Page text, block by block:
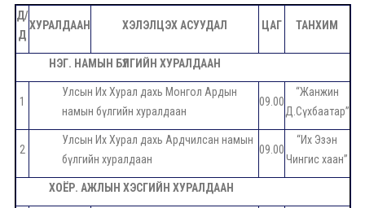
Д/
Д
ХУРАЛДААН ХЭЛЭЛЦЭХ АСУУДАЛ ЦАГ ТАНХИМ
НЭГ. НАМЫН БҮЛГИЙН ХУРАЛДААН
1
Улсын Их Хурал дахь Монгол Ардын
намын бүлгийн хуралдаан
09.00
“Жанжин
Д.Сүхбаатар”
2
Улсын Их Хурал дахь Ардчилсан намын
бүлгийн хуралдаан
09.00
“Их Эзэн
Чингис хаан”
ХОЁР. АЖЛЫН ХЭСГИЙН ХУРАЛДААН